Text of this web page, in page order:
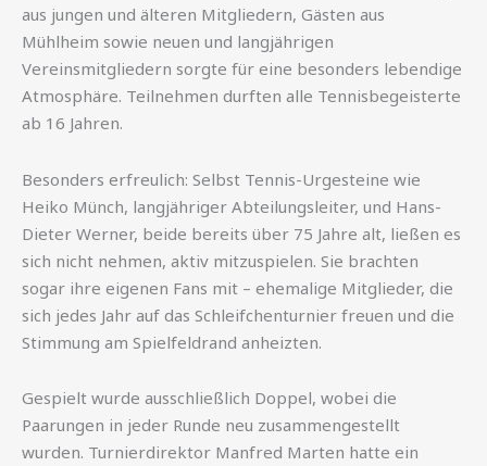
aus jungen und älteren Mitgliedern, Gästen aus
Mühlheim sowie neuen und langjährigen
Vereinsmitgliedern sorgte für eine besonders lebendige
Atmosphäre. Teilnehmen durften alle Tennisbegeisterte
ab 16 Jahren.
Besonders erfreulich: Selbst Tennis-Urgesteine wie
Heiko Münch, langjähriger Abteilungsleiter, und Hans-
Dieter Werner, beide bereits über 75 Jahre alt, ließen es
sich nicht nehmen, aktiv mitzuspielen. Sie brachten
sogar ihre eigenen Fans mit – ehemalige Mitglieder, die
sich jedes Jahr auf das Schleifchenturnier freuen und die
Stimmung am Spielfeldrand anheizten.
Gespielt wurde ausschließlich Doppel, wobei die
Paarungen in jeder Runde neu zusammengestellt
wurden. Turnierdirektor Manfred Marten hatte ein